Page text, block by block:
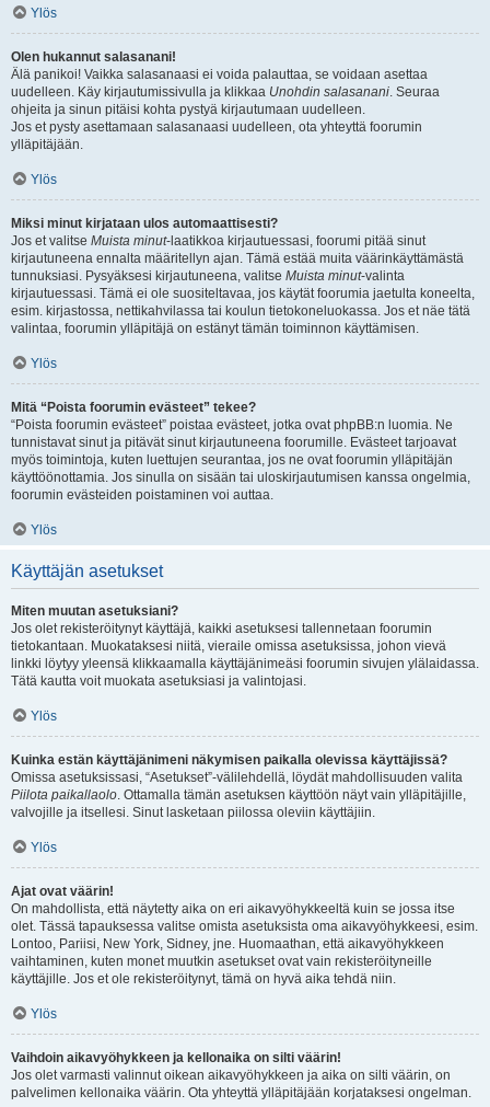
Ylös
Olen hukannut salasanani!
Älä panikoi! Vaikka salasanaasi ei voida palauttaa, se voidaan asettaa
uudelleen. Käy kirjautumissivulla ja klikkaa Unohdin salasanani. Seuraa
ohjeita ja sinun pitäisi kohta pystyä kirjautumaan uudelleen.
Jos et pysty asettamaan salasanaasi uudelleen, ota yhteyttä foorumin
ylläpitäjään.
Ylös
Miksi minut kirjataan ulos automaattisesti?
Jos et valitse Muista minut-laatikkoa kirjautuessasi, foorumi pitää sinut
kirjautuneena ennalta määritellyn ajan. Tämä estää muita väärinkäyttämästä
tunnuksiasi. Pysyäksesi kirjautuneena, valitse Muista minut-valinta
kirjautuessasi. Tämä ei ole suositeltavaa, jos käytät foorumia jaetulta koneelta,
esim. kirjastossa, nettikahvilassa tai koulun tietokoneluokassa. Jos et näe tätä
valintaa, foorumin ylläpitäjä on estänyt tämän toiminnon käyttämisen.
Ylös
Mitä “Poista foorumin evästeet” tekee?
“Poista foorumin evästeet” poistaa evästeet, jotka ovat phpBB:n luomia. Ne
tunnistavat sinut ja pitävät sinut kirjautuneena foorumille. Evästeet tarjoavat
myös toimintoja, kuten luettujen seurantaa, jos ne ovat foorumin ylläpitäjän
käyttöönottamia. Jos sinulla on sisään tai uloskirjautumisen kanssa ongelmia,
foorumin evästeiden poistaminen voi auttaa.
Ylös
Käyttäjän asetukset
Miten muutan asetuksiani?
Jos olet rekisteröitynyt käyttäjä, kaikki asetuksesi tallennetaan foorumin
tietokantaan. Muokataksesi niitä, vieraile omissa asetuksissa, johon vievä
linkki löytyy yleensä klikkaamalla käyttäjänimeäsi foorumin sivujen ylälaidassa.
Tätä kautta voit muokata asetuksiasi ja valintojasi.
Ylös
Kuinka estän käyttäjänimeni näkymisen paikalla olevissa käyttäjissä?
Omissa asetuksissasi, “Asetukset”-välilehdellä, löydät mahdollisuuden valita
Piilota paikallaolo. Ottamalla tämän asetuksen käyttöön näyt vain ylläpitäjille,
valvojille ja itsellesi. Sinut lasketaan piilossa oleviin käyttäjiin.
Ylös
Ajat ovat väärin!
On mahdollista, että näytetty aika on eri aikavyöhykkeeltä kuin se jossa itse
olet. Tässä tapauksessa valitse omista asetuksista oma aikavyöhykkeesi, esim.
Lontoo, Pariisi, New York, Sidney, jne. Huomaathan, että aikavyöhykkeen
vaihtaminen, kuten monet muutkin asetukset ovat vain rekisteröityneille
käyttäjille. Jos et ole rekisteröitynyt, tämä on hyvä aika tehdä niin.
Ylös
Vaihdoin aikavyöhykkeen ja kellonaika on silti väärin!
Jos olet varmasti valinnut oikean aikavyöhykkeen ja aika on silti väärin, on
palvelimen kellonaika väärin. Ota yhteyttä ylläpitäjään korjataksesi ongelman.